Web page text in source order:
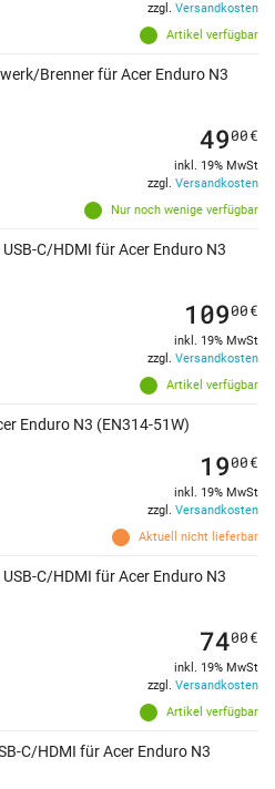
Artikel verfügbar
zzgl. Versandkosten
Brenner für Acer Enduro N3
Nur noch wenige verfügbar
4900€
inkl. 19% MwSt
zzgl. Versandkosten
C/HDMI für Acer Enduro N3
Artikel verfügbar
10900€
inkl. 19% MwSt
zzgl. Versandkosten
Enduro N3 (EN314-51W)
Aktuell nicht lieferbar
1900€
inkl. 19% MwSt
zzgl. Versandkosten
C/HDMI für Acer Enduro N3
Artikel verfügbar
7400€
inkl. 19% MwSt
zzgl. Versandkosten
C/HDMI für Acer Enduro N3